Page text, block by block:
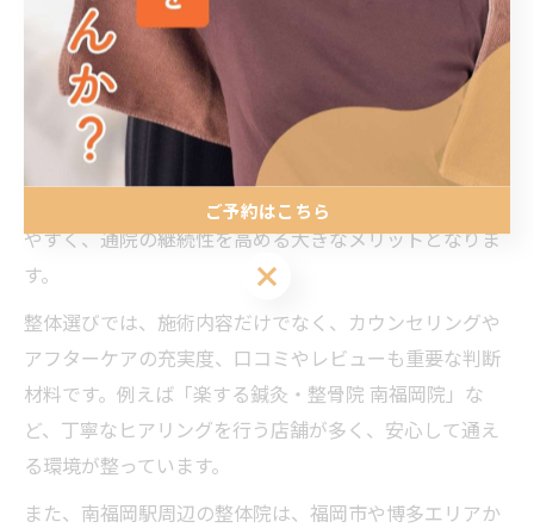
南福岡駅周辺で整体選びが重要な理由
南福岡駅周辺には整体や整骨院が数多く存在し、自身の
症状や生活スタイルに合った施術を受けることができま
す。駅近の立地は仕事帰りや買い物ついでにも立ち寄り
やすく、通院の継続性を高める大きなメリットとなりま
す。
整体選びでは、施術内容だけでなく、カウンセリングや
アフターケアの充実度、口コミやレビューも重要な判断
材料です。例えば「楽する鍼灸・整骨院 南福岡院」な
ど、丁寧なヒアリングを行う店舗が多く、安心して通え
る環境が整っています。
また、南福岡駅周辺の整体院は、福岡市や博多エリアか
ご予約はこちら
ご予約はこちら